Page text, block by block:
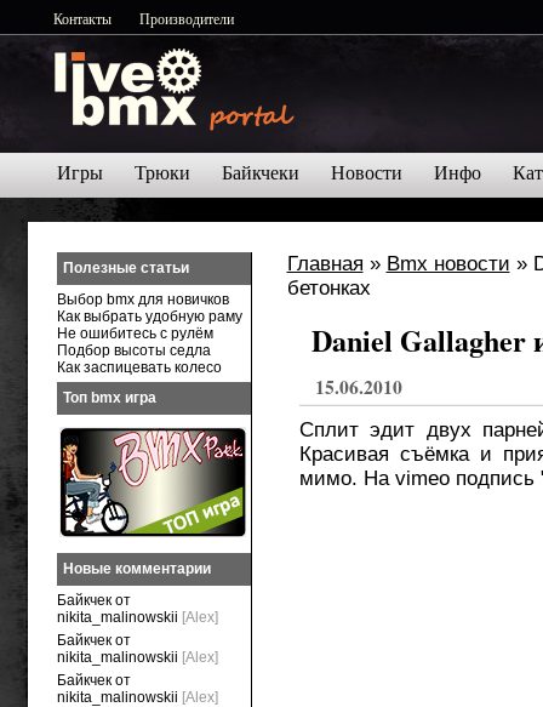
Контакты Производители
Игры Трюки Байкчеки Новости Инфо
Главная » Bmx новости »
Daniel Gallagher
15.06.2010
Сплит эдит двух
Красивая съёмка и
мимо. На vimeo подпись
Полезные статьи
Выбор bmx для новичков
Как выбрать удобную раму
Не ошибитесь с рулём
Подбор высоты седла
Как заспицевать колесо
Топ bmx игра
Новые комментарии
Байкчек от
nikita_malinowskii [Alex]
Байкчек от
nikita_malinowskii [Alex]
Байкчек от
nikita_malinowskii [Alex]